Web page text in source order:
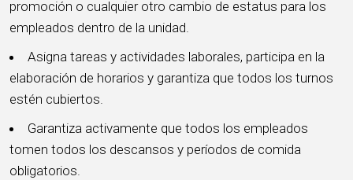
promoción o cualquier otro cambio de estatus para los
empleados dentro de la unidad.
Asigna tareas y actividades laborales, participa en la
elaboración de horarios y garantiza que todos los turnos
estén cubiertos.
Garantiza activamente que todos los empleados
tomen todos los descansos y períodos de comida
obligatorios.